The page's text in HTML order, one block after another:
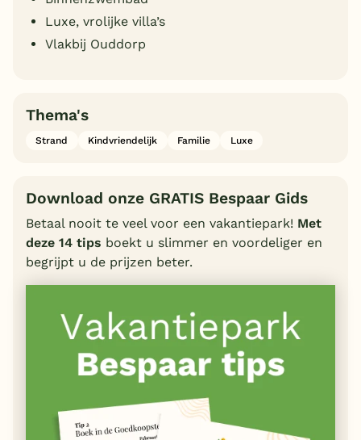
Luxe, vrolijke villa’s
Vlakbij Ouddorp
Thema's
Strand Kindvriendelijk Familie Luxe
Download onze GRATIS Bespaar Gids
Betaal nooit te veel voor een vakantiepark! Met
deze 14 tips boekt u slimmer en voordeliger en
begrijpt u de prijzen beter.